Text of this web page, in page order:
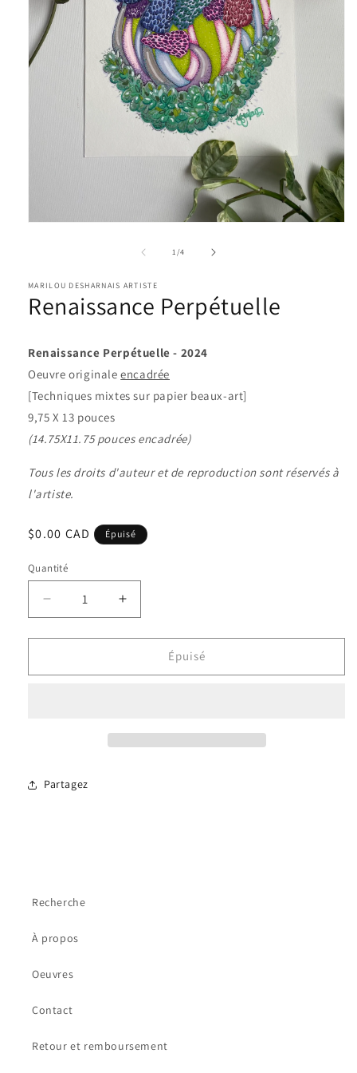
une
fenêtre
modale
1/de
4
MARILOU DESHARNAIS ARTISTE
Renaissance Perpétuelle
Renaissance Perpétuelle - 2024
Oeuvre originaleencadrée
[Techniques mixtes sur papier beaux-art]
9,75 X 13 pouces
(14.75X11.75 pouces encadrée)
Tous les droits d'auteur et de reproduction sont réservés à
l'artiste.
Prix
$0.00 CAD Épuisé
Quantité
Quantité
Réduire
la
quantité
Renaissance
Augmenter
la
quantité
Renaissance
Épuisé
Partagez
Recherche
À propos
Oeuvres
Contact
Retour et remboursement